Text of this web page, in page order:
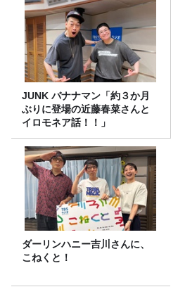
JUNK バナナマン「約３か月
ぶりに登場の近藤春菜さんと
イロモネア話！！」
ダーリンハニー吉川さんに、
こねくと！